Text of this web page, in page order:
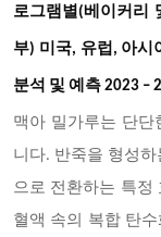
로그램별(베이커리
부) 미국, 유럽, 아시
분석 및 예측 2023 –
맥아 밀가루는 단단
니다. 반죽을 형성
으로 전환하는 특정
혈액 속의 복합 탄